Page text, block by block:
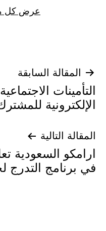
عرض كل
تصفّح
المقالات
المقالة السابقة
التأمينات
الإلكترونية
المقالة التالية
ارامكو السعودية
في برنامج التدرج